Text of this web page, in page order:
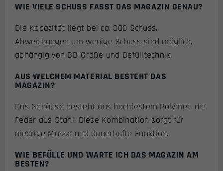
WIE VIELE SCHUSS FASST DAS MAGAZIN GENAU?
Die Kapazität liegt bei ca. 300 Schuss.
Abweichungen um wenige Schuss sind möglich,
abhängig von BB-Größe und Befülltechnik.
AUS WELCHEM MATERIAL BESTEHT DAS
MAGAZIN?
Das Gehäuse besteht aus hochfestem Polymer, die
Feder aus Stahl. Diese Kombination sorgt für
niedrige Masse und dauerhafte Funktion.
WIE BEFÜLLE UND WARTE ICH DAS MAGAZIN AM
BESTEN?